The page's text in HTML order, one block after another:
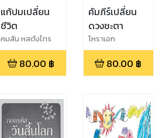
แก้ปมเปลี่ยน
ชีวิต
คมสัน หสตังไทร
แก้ว
80.00 ฿
คัมภีร์เปลี่ยน
ดวงชะตา
โหราเอก
80.00 ฿